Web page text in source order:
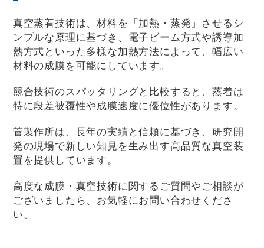
真空蒸着技術は、材料を「加熱・蒸発」させるシ
ンプルな原理に基づき、電子ビーム方式や誘導加
熱方式といった多様な加熱方法によって、幅広い
材料の成膜を可能にしています。
競合技術のスパッタリングと比較すると、蒸着は
特に段差被覆性や成膜速度に優位性があります。
菅製作所は、長年の実績と信頼に基づき、研究開
発の現場で新しい知見を生み出す高品質な真空装
置を提供しています。
高度な成膜・真空技術に関するご質問やご相談が
ございましたら、お気軽にお問い合わせくださ
い。